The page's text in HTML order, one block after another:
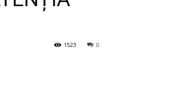
0
1523